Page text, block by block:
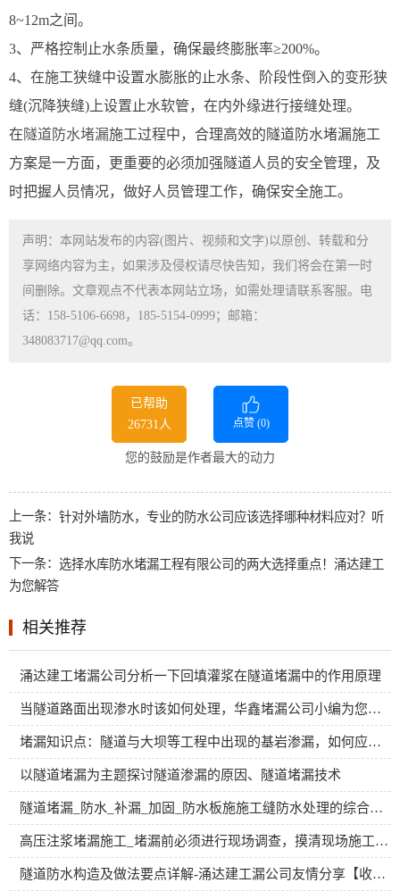
8~12m之间。
3、严格控制止水条质量，确保最终膨胀率≥200%。
4、在施工狭缝中设置水膨胀的止水条、阶段性倒入的变形狭
缝(沉降狭缝)上设置止水软管，在内外缘进行接缝处理。
在隧道防水堵漏施工过程中，合理高效的隧道防水堵漏施工
方案是一方面，更重要的必须加强隧道人员的安全管理，及
时把握人员情况，做好人员管理工作，确保安全施工。
声明：本网站发布的内容(图片、视频和文字)以原创、转载和分
享网络内容为主，如果涉及侵权请尽快告知，我们将会在第一时
间删除。文章观点不代表本网站立场，如需处理请联系客服。电
话：158-5106-6698，185-5154-0999；邮箱：
348083717@qq.com。
已帮助
26731人
点赞 (0)
您的鼓励是作者最大的动力
上一条： 针对外墙防水，专业的防水公司应该选择哪种材料应对？听
我说
下一条： 选择水库防水堵漏工程有限公司的两大选择重点！涌达建工
为您解答
相关推荐
涌达建工堵漏公司分析一下回填灌浆在隧道堵漏中的作用原理
当隧道路面出现渗水时该如何处理，华鑫堵漏公司小编为您详细介绍。
堵漏知识点：隧道与大坝等工程中出现的基岩渗漏，如何应对？
以隧道堵漏为主题探讨隧道渗漏的原因、隧道堵漏技术
隧道堵漏_防水_补漏_加固_防水板施施工缝防水处理的综合方案
高压注浆堵漏施工_堵漏前必须进行现场调查，摸清现场施工情况
隧道防水构造及做法要点详解-涌达建工漏公司友情分享【收藏版】